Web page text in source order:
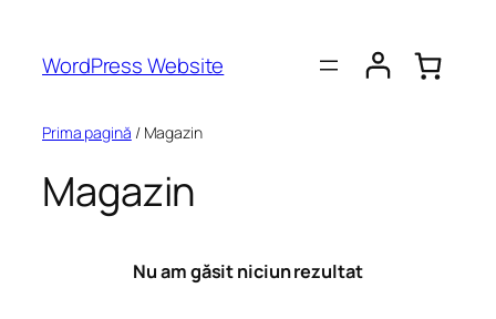
conținut
WordPress Website
Prima pagină / Magazin
Magazin
Nu am găsit niciun rezultat